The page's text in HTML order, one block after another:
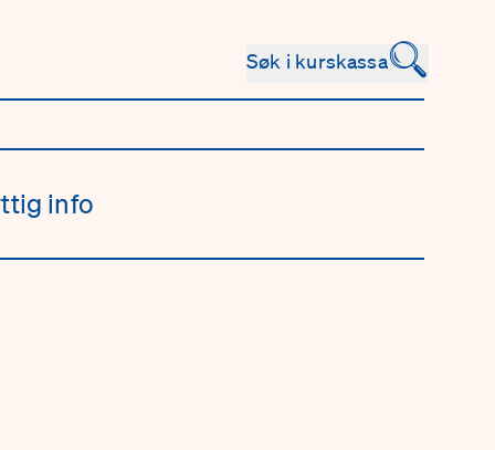
Søk i kurskassa🔍
info